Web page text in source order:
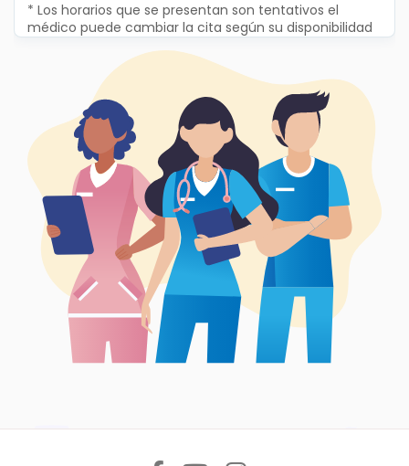
* Los horarios que se presentan son tentativos el
médico puede cambiar la cita según su disponibilidad